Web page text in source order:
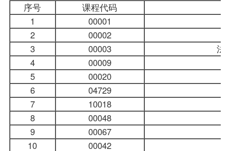
序号
课程代码
1
00001
2
00002
3
00003
法
4
00009
5
00020
6
04729
7
10018
8
00048
9
00067
10
00042